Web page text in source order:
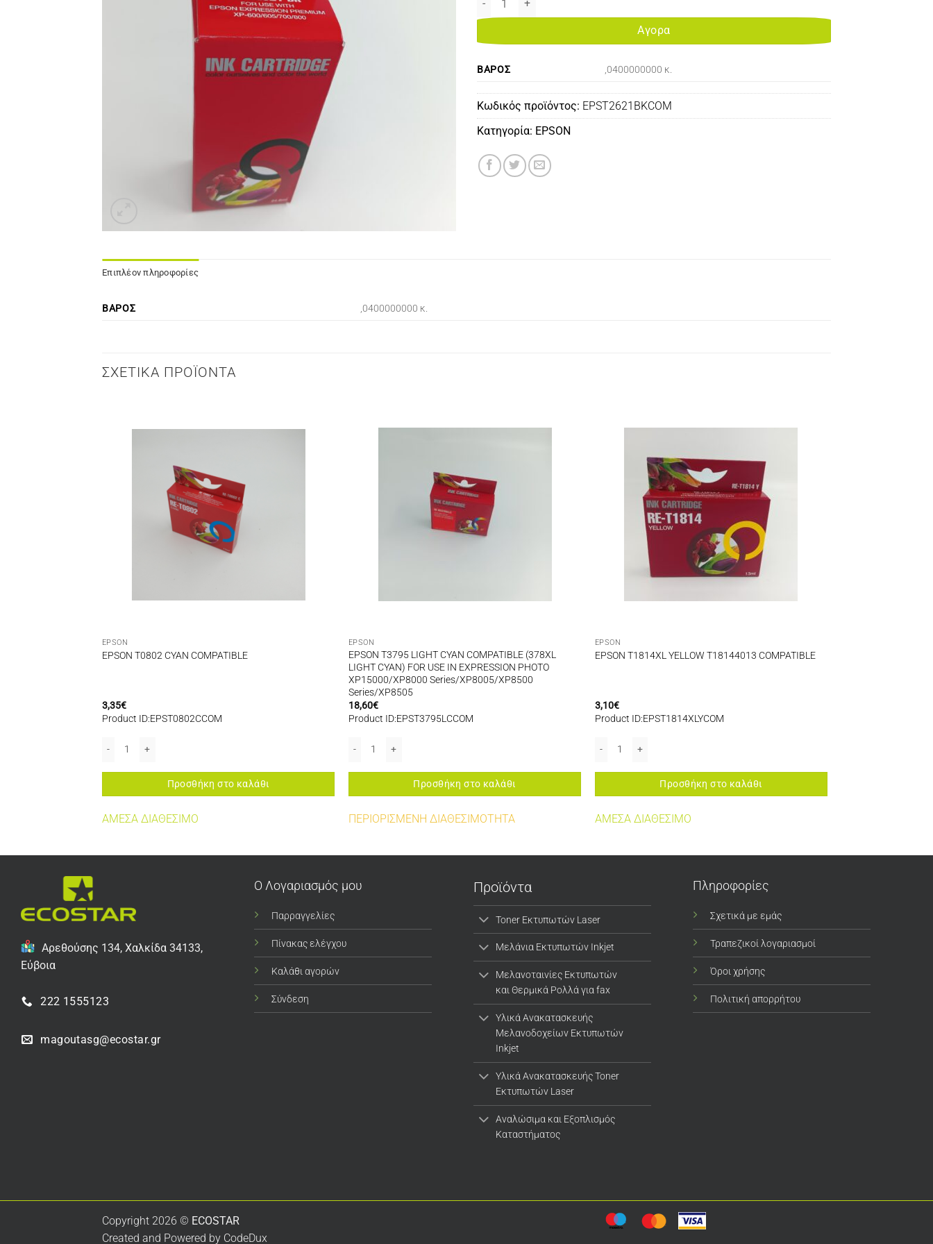
Αγορα
ΒΆΡΟΣ ,0400000000 κ.
Κωδικός προϊόντος: EPST2621BKCOM
Κατηγορία: EPSON
Επιπλέον πληροφορίες
ΒΆΡΟΣ ,0400000000 κ.
ΣΧΕΤΙΚΆ ΠΡΟΪΌΝΤΑ
EPSON
EPSON T0802 CYAN COMPATIBLE
3,35€
Product ID:EPST0802CCOM
Προσθήκη στο καλάθι
ΑΜΕΣΑ ΔΙΑΘΕΣΙΜΟ
EPSON
EPSON T3795 LIGHT CYAN COMPATIBLE (378XL
LIGHT CYAN) FOR USE IN EXPRESSION PHOTO
XP15000/XP8000 Series/XP8005/XP8500
Series/XP8505
18,60€
Product ID:EPST3795LCCOM
Προσθήκη στο καλάθι
ΠΕΡΙΟΡΙΣΜΕΝΗ ΔΙΑΘΕΣΙΜΟΤΗΤΑ
EPSON
EPSON T1814XL YELLOW T18144013 COMPATIBLE
3,10€
Product ID:EPST1814XLYCOM
Προσθήκη στο καλάθι
ΑΜΕΣΑ ΔΙΑΘΕΣΙΜΟ
Αρεθούσης 134, Χαλκίδα 34133,
Εύβοια
222 1555123
magoutasg@ecostar.gr
Ο Λογαριασμός μου
Παρραγγελίες
Πίνακας ελέγχου
Καλάθι αγορών
Σύνδεση
Προϊόντα
Toner Εκτυπωτών Laser
Μελάνια Εκτυπωτών Inkjet
Μελανοταινίες Εκτυπωτών
και Θερμικά Ρολλά για fax
Υλικά Ανακατασκευής
Μελανοδοχείων Εκτυπωτών
Inkjet
Υλικά Ανακατασκευής Toner
Εκτυπωτών Laser
Αναλώσιμα και Εξοπλισμός
Καταστήματος
Πληροφορίες
Σχετικά με εμάς
Τραπεζικοί λογαριασμοί
Όροι χρήσης
Πολιτική απορρήτου
Copyright 2026 © ECOSTAR
Created and Powered by CodeDux